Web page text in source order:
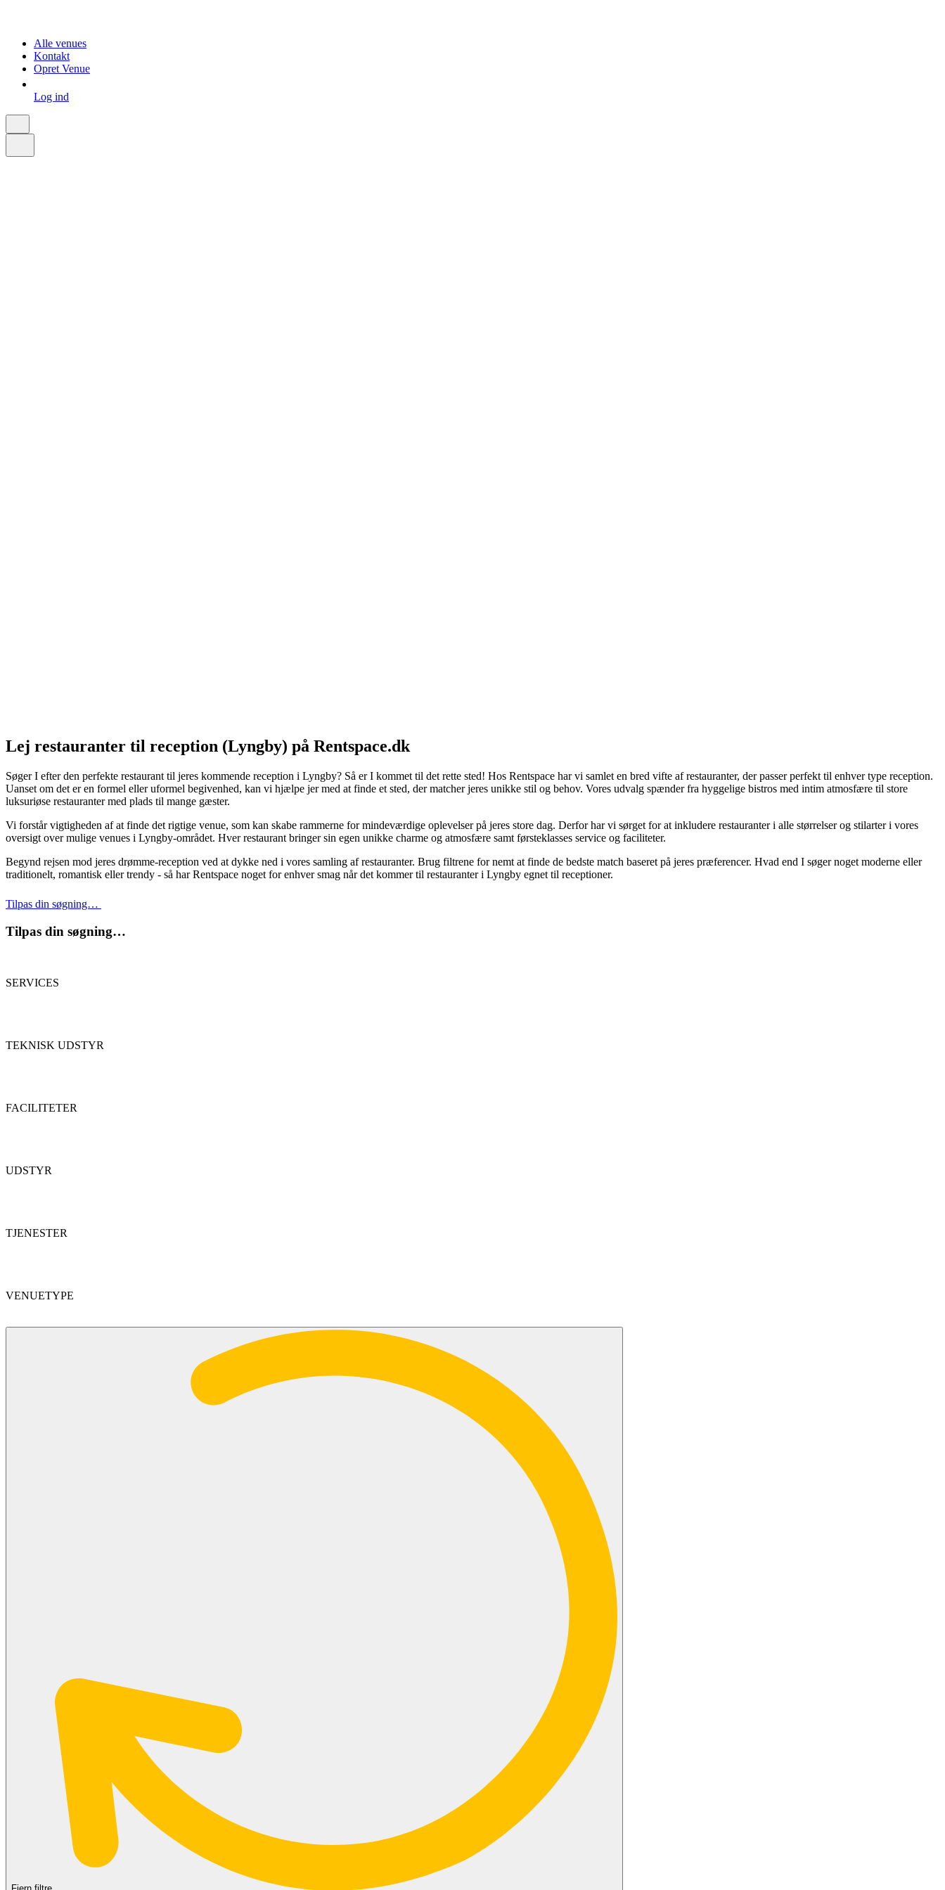
Alle venues
Kontakt
Opret Venue
Log ind
Lej restauranter til reception (Lyngby) på Rentspace.dk
Søger I efter den perfekte restaurant til jeres kommende reception i Lyngby? Så er I kommet til det rette sted! Hos Rentspace har vi samlet en bred vifte af restauranter, der passer perfekt til enhver type reception.
Uanset om det er en formel eller uformel begivenhed, kan vi hjælpe jer med at finde et sted, der matcher jeres unikke stil og behov. Vores udvalg spænder fra hyggelige bistros med intim atmosfære til store
luksuriøse restauranter med plads til mange gæster.
Vi forstår vigtigheden af at finde det rigtige venue, som kan skabe rammerne for mindeværdige oplevelser på jeres store dag. Derfor har vi sørget for at inkludere restauranter i alle størrelser og stilarter i vores
oversigt over mulige venues i Lyngby-området. Hver restaurant bringer sin egen unikke charme og atmosfære samt førsteklasses service og faciliteter.
Begynd rejsen mod jeres drømme-reception ved at dykke ned i vores samling af restauranter. Brug filtrene for nemt at finde de bedste match baseret på jeres præferencer. Hvad end I søger noget moderne eller
traditionelt, romantisk eller trendy - så har Rentspace noget for enhver smag når det kommer til restauranter i Lyngby egnet til receptioner.
Tilpas din søgning…
Tilpas din søgning…
SERVICES
TEKNISK UDSTYR
FACILITETER
UDSTYR
TJENESTER
VENUETYPE